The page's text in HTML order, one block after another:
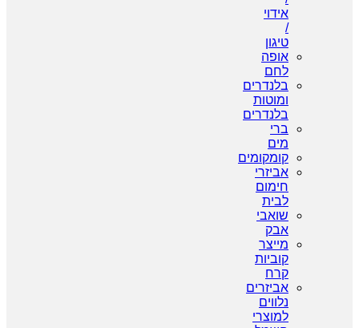
אידוי
/
טיגון
אופה
לחם
בלנדרים
ומוטות
בלנדרים
ברי
מים
קומקומים
אביזרי
חימום
לבית
שואבי
אבק
מייצר
קוביות
קרח
אביזרים
נלווים
למוצרי